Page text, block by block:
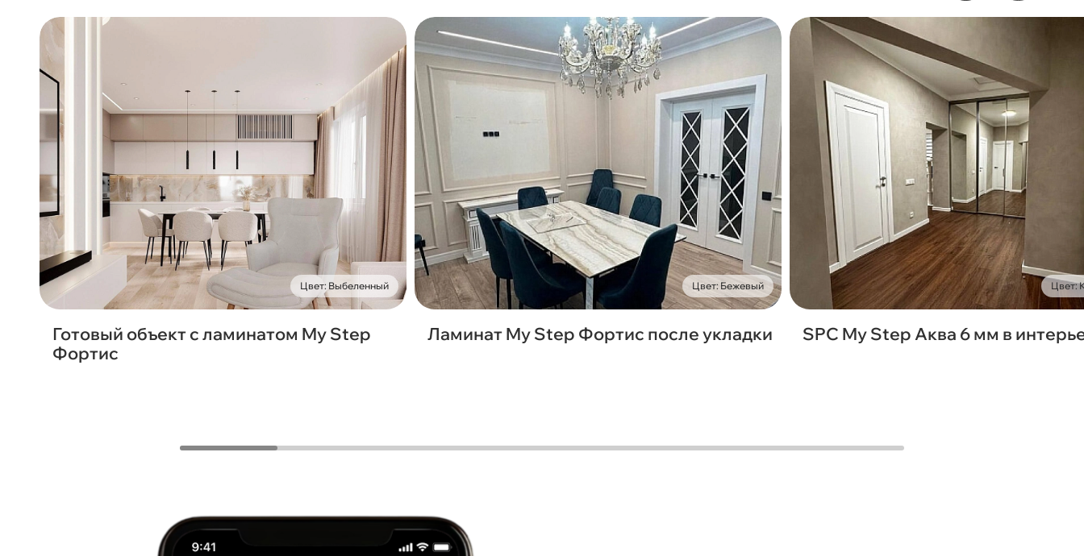
Цвет: Выбеленный
Готовый объект с ламинатом My Step
Фортис
Цвет: Бежевый
Ламинат My Step Фортис после укладки
Цвет:
SPC My Step Аква 6 мм в